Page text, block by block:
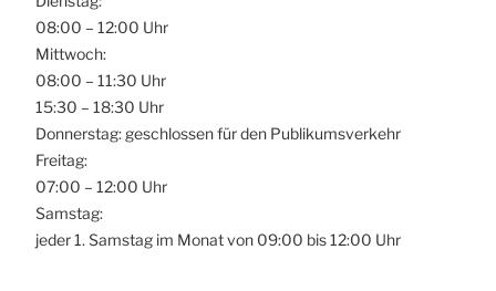
08:00 – 12:00 Uhr
Mittwoch:
08:00 – 11:30 Uhr
15:30 – 18:30 Uhr
Donnerstag: geschlossen für den Publikumsverkehr
Freitag:
07:00 – 12:00 Uhr
Samstag:
jeder 1. Samstag im Monat von 09:00 bis 12:00 Uhr